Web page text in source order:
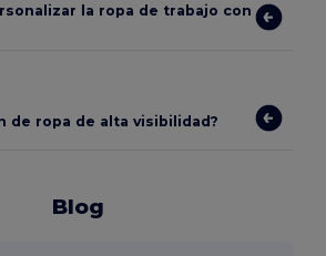
la ropa de trabajo con
de ropa de alta visibilidad?
Blog